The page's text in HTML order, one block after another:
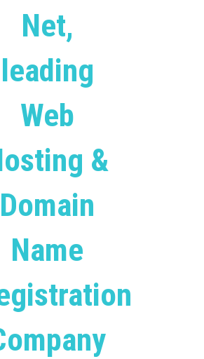
Net,
leading
Web
&
Domain
Name